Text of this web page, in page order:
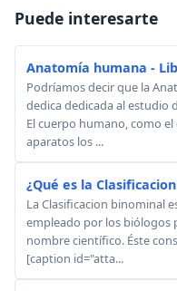
Puede interesarte
Anatomía humana -
Podríamos decir que la
dedica dedicada al estudio
El cuerpo humano, como
aparatos los ...
¿Qué es la
La Clasificacion binominal
empleado por los biólogos
nombre científico. Éste
[caption id="atta...